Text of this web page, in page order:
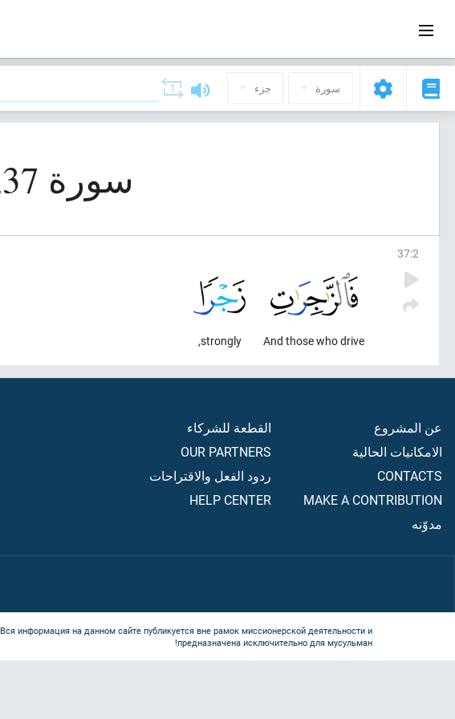
سورة جزء
سورة 37, الصافات (الصافات)
37:2
And those who drive
strongly,
عن المشروع
الامكانيات الحالية
CONTACTS
MAKE A CONTRIBUTION
مدوّنه
القطعة للشركاء
OUR PARTNERS
ردود الفعل والاقتراحات
HELP CENTER
Вся информация на данном сайте публикуется вне рамок миссионерской деятельности и
предназначена исключительно для мусульман!